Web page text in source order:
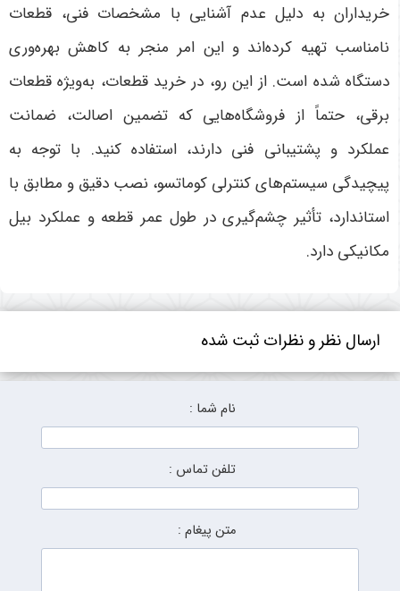
خریداران به دلیل عدم آشنایی با مشخصات فنی، قطعات
نامناسب تهیه کرده‌اند و این امر منجر به کاهش بهره‌وری
دستگاه شده است. از این رو، در خرید قطعات، به‌ویژه قطعات
برقی، حتماً از فروشگاه‌هایی که تضمین اصالت، ضمانت
عملکرد و پشتیبانی فنی دارند، استفاده کنید. با توجه به
پیچیدگی سیستم‌های کنترلی کوماتسو، نصب دقیق و مطابق با
استاندارد، تأثیر چشم‌گیری در طول عمر قطعه و عملکرد بیل
مکانیکی دارد.
ارسال نظر و نظرات ثبت شده
نام شما :
تلفن تماس :
متن پیغام :